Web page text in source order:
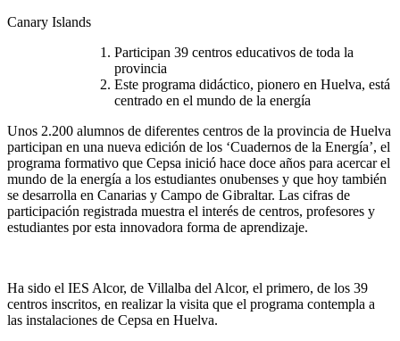
Canary Islands
Participan 39 centros educativos de toda la
provincia
Este programa didáctico, pionero en Huelva, está
centrado en el mundo de la energía
Unos 2.200 alumnos de diferentes centros de la provincia de Huelva
participan en una nueva edición de los ‘Cuadernos de la Energía’, el
programa formativo que Cepsa inició hace doce años para acercar el
mundo de la energía a los estudiantes onubenses y que hoy también
se desarrolla en Canarias y Campo de Gibraltar. Las cifras de
participación registrada muestra el interés de centros, profesores y
estudiantes por esta innovadora forma de aprendizaje.
Ha sido el IES Alcor, de Villalba del Alcor, el primero, de los 39
centros inscritos, en realizar la visita que el programa contempla a
las instalaciones de Cepsa en Huelva.